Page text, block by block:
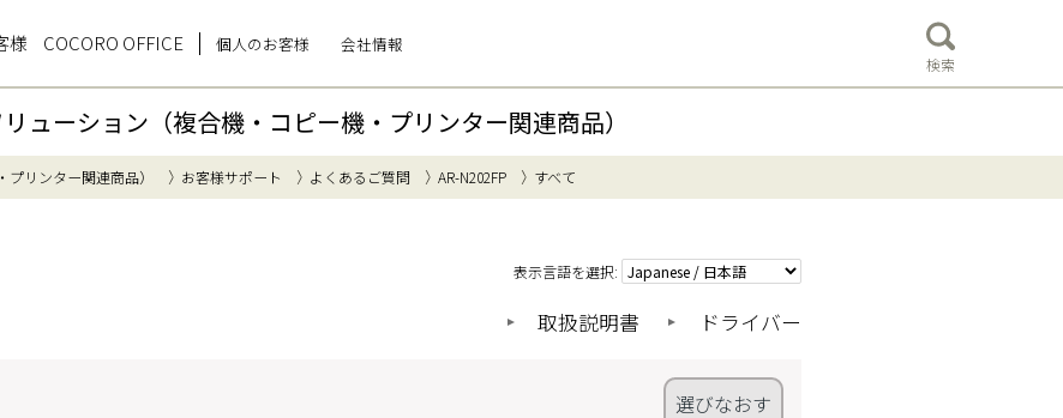
様 COCORO OFFICE 個人のお客様 会社情報
検索
ューション（複合機・コピー機・プリンター関連商品）
リンター関連商品） お客様サポート よくあるご質問 AR-N202FP すべて
表示言語を選択:
取扱説明書 ドライバー
選びなおす